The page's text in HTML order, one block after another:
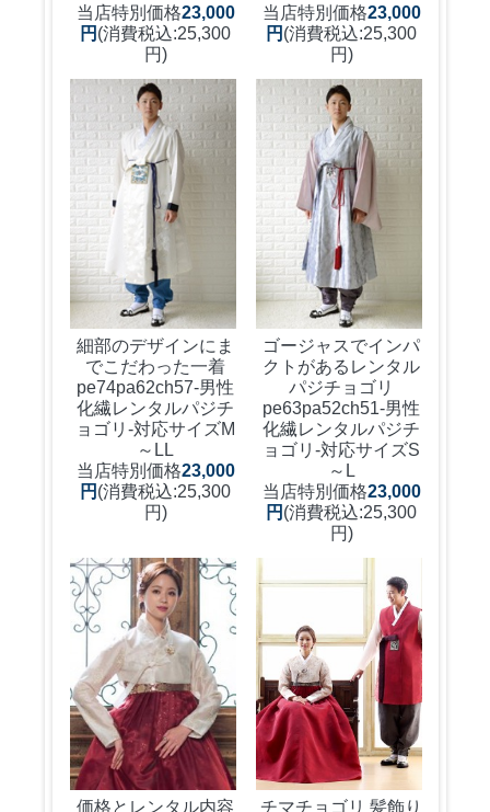
当店特別価格23,000
円 (消費税込:25,300
円)
当店特別価格23,000
円 (消費税込:25,300
円)
細部のデザインにま
でこだわった一着
pe74pa62ch57-男性
化繊レンタルパジチ
ョゴリ-対応サイズM
～LL
当店特別価格23,000
円 (消費税込:25,300
円)
ゴージャスでインパ
クトがあるレンタル
パジチョゴリ
pe63pa52ch51-男性
化繊レンタルパジチ
ョゴリ-対応サイズS
～L
当店特別価格23,000
円 (消費税込:25,300
円)
価格とレンタル内容
チマチョゴリ 髪飾り